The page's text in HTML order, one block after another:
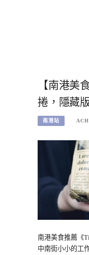
【南港美
捲，隱藏
南港站
南港美食推薦《
中南街小小的工